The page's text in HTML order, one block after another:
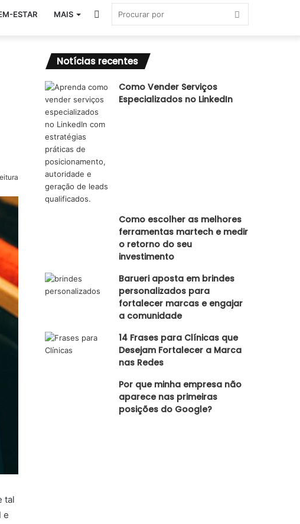
ESTAR MAIS Procurar
Switch
tal
e
Notícias recentes
Como Vender Serviços
Especializados no LinkedIn
Como escolher as melhores
ferramentas martech e medir
o retorno do seu
investimento
Barueri aposta em brindes
personalizados para
fortalecer marcas e engajar
a comunidade
14 Frases para Clínicas que
Desejam Fortalecer a Marca
nas Redes
Por que minha empresa não
aparece nas primeiras
posições do Google?